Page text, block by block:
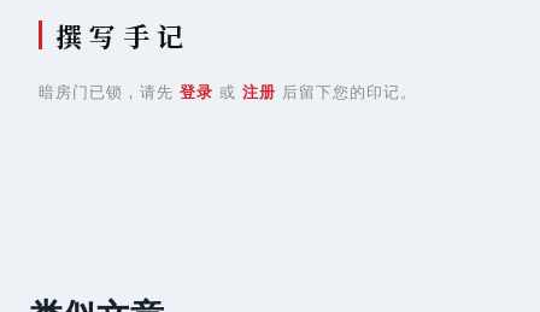
撰 写 手 记
暗房门已锁，请先 登录 或 注册 后留下您的印记。